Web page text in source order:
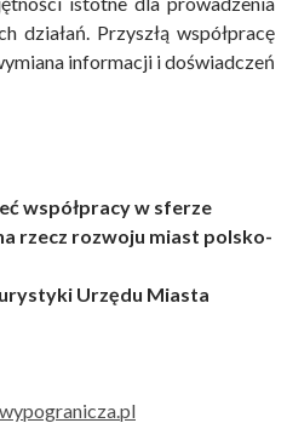
działań. Przyszłą współpracę
informacji i doświadczeń
współpracy w sferze
rzecz rozwoju miast polsko-
Urzędu Miasta